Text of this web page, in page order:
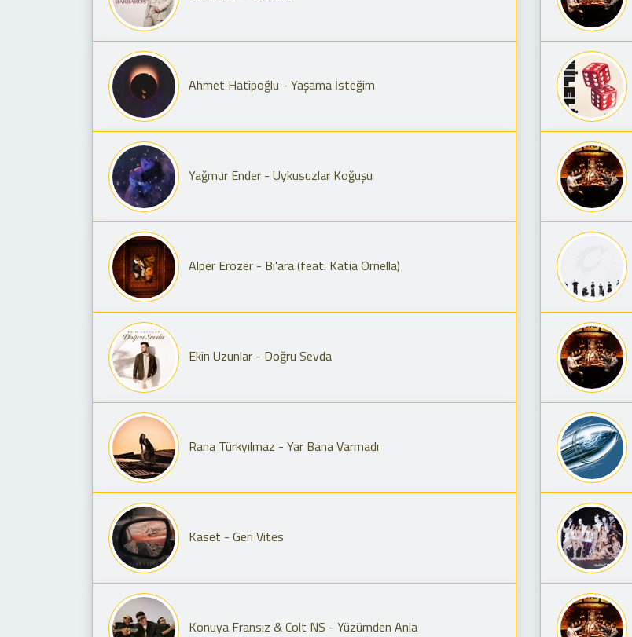
Ahmet Hatipoğlu - Yaşama İsteğim
Yağmur Ender - Uykusuzlar Koğuşu
Alper Erozer - Bi'ara (feat. Katia Ornella)
Ekin Uzunlar - Doğru Sevda
Rana Türkyılmaz - Yar Bana Varmadı
Kaset - Geri Vites
Konuya Fransız & Colt NS - Yüzümden Anla